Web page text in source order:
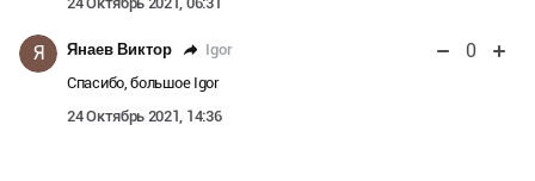
Я Янаев Виктор Igor 0
Спасибо, большое Igor
24 Октябрь 2021, 14:36